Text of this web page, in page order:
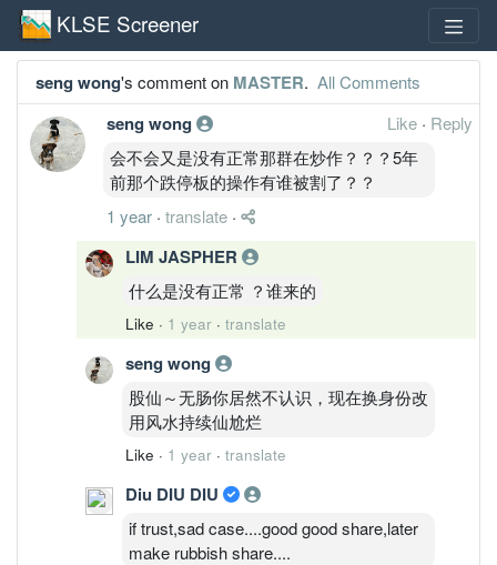
KLSE Screener
seng wong's comment on MASTER. All Comments
seng wong Like · Reply
会不会又是没有正常那群在炒作？？？5年
前那个跌停板的操作有谁被割了？？
1 year · translate ·
LIM JASPHER
什么是没有正常 ？谁来的
Like · 1 year · translate
seng wong
股仙～无肠你居然不认识，现在换身份改
用风水持续仙尬烂
Like · 1 year · translate
Diu DIU DIU
if trust,sad case....good good share,later
make rubbish share....